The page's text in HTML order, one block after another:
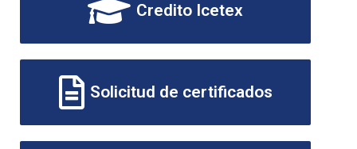
Credito Icetex
Solicitud de certificados